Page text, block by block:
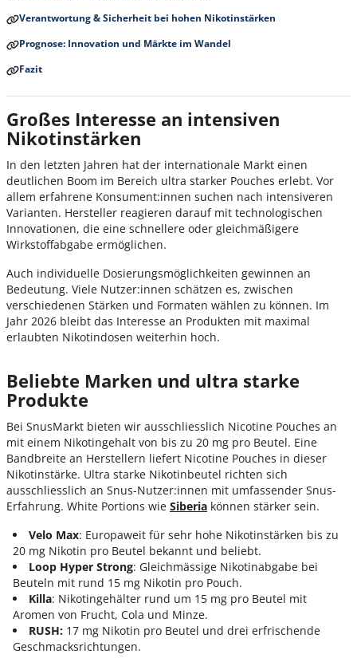
Verantwortung & Sicherheit bei hohen Nikotinstärken
Prognose: Innovation und Märkte im Wandel
Fazit
Großes Interesse an intensiven
Nikotinstärken
In den letzten Jahren hat der internationale Markt einen
deutlichen Boom im Bereich ultra starker Pouches erlebt. Vor
allem erfahrene Konsument:innen suchen nach intensiveren
Varianten. Hersteller reagieren darauf mit technologischen
Innovationen, die eine schnellere oder gleichmäßigere
Wirkstoffabgabe ermöglichen.
Auch individuelle Dosierungsmöglichkeiten gewinnen an
Bedeutung. Viele Nutzer:innen schätzen es, zwischen
verschiedenen Stärken und Formaten wählen zu können. Im
Jahr 2026 bleibt das Interesse an Produkten mit maximal
erlaubten Nikotindosen weiterhin hoch.
Beliebte Marken und ultra starke
Produkte
Bei SnusMarkt bieten wir ausschliesslich Nicotine Pouches an
mit einem Nikotingehalt von bis zu 20 mg pro Beutel. Eine
Bandbreite an Herstellern liefert Nicotine Pouches in dieser
Nikotinstärke. Ultra starke Nikotinbeutel richten sich
ausschliesslich an Snus-Nutzer:innen mit umfassender Snus-
Erfahrung. White Portions wie Siberia können stärker sein.
Velo Max: Europaweit für sehr hohe Nikotinstärken bis zu
20 mg Nikotin pro Beutel bekannt und beliebt.
Loop Hyper Strong: Gleichmässige Nikotinabgabe bei
Beuteln mit rund 15 mg Nikotin pro Pouch.
Killa: Nikotingehälter rund um 15 mg pro Beutel mit
Aromen von Frucht, Cola und Minze.
RUSH: 17 mg Nikotin pro Beutel und drei erfrischende
Geschmacksrichtungen.